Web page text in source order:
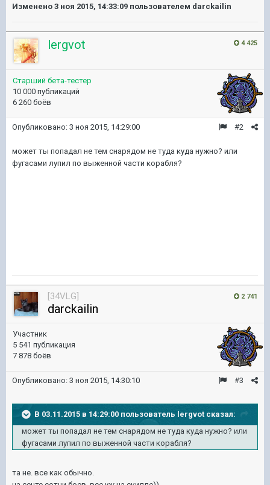
Изменено 3 ноя 2015, 14:33:09 пользователем darckailin
4 425
lergvot
Старший бета-тестер
10 000 публикаций
6 260 боёв
#2
Опубликовано: 3 ноя 2015, 14:29:00
может ты попадал не тем снарядом не туда куда нужно? или
фугасами лупил по выженной части корабля?
2 741
[34VLG]
darckailin
Участник
5 541 публикация
7 878 боёв
#3
Опубликовано: 3 ноя 2015, 14:30:10
В 03.11.2015 в 14:29:00 пользователь lergvot сказал:
может ты попадал не тем снарядом не туда куда нужно? или
фугасами лупил по выженной части корабля?
та не. все как обычно.